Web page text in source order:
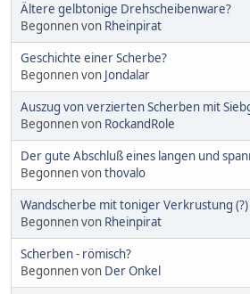
Ältere gelbtonige Drehscheibenware?
Begonnen von Rheinpirat
Geschichte einer Scherbe?
Begonnen von Jondalar
Auszug von verzierten Scherben mit
Begonnen von RockandRole
Der gute Abschluß eines langen und
Begonnen vonthovalo
Wandscherbe mit toniger Verkrustung (?)
Begonnen von Rheinpirat
Scherben - römisch?
Begonnen von Der Onkel